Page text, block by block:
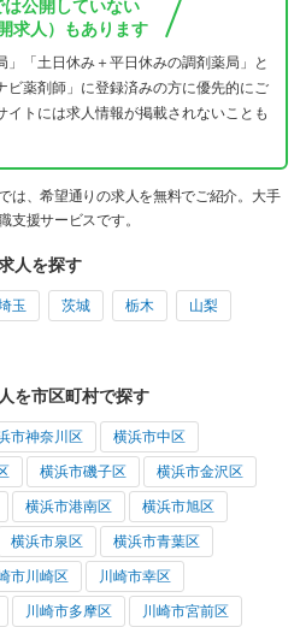
は公開していない
求人）もあります
」「土日休み＋平日休みの調剤薬局」と
ビ薬剤師」に登録済みの方に優先的にご
トには求人情報が掲載されないことも
は、希望通りの求人を無料でご紹介。大手
支援サービスです。
人を探す
玉 茨城 栃木 山梨
を市区町村で探す
市神奈川区 横浜市中区
横浜市磯子区 横浜市金沢区
横浜市港南区 横浜市旭区
横浜市泉区 横浜市青葉区
市川崎区 川崎市幸区
川崎市多摩区 川崎市宮前区